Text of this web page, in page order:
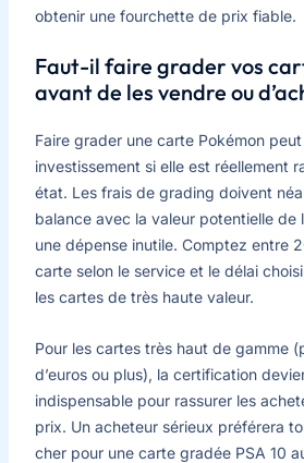
obtenir une fourchette de prix fiable.
Faut-il faire grader vos
avant de les vendre ou
Faire grader une carte Pokémon
investissement si elle est réellement
état. Les frais de grading doivent
balance avec la valeur potentielle de
une dépense inutile. Comptez entre
carte selon le service et le délai
les cartes de très haute valeur.
Pour les cartes très haut de gamme
d’euros ou plus), la certification
indispensable pour rassurer les
prix. Un acheteur sérieux préférera
cher pour une carte gradée PSA 10